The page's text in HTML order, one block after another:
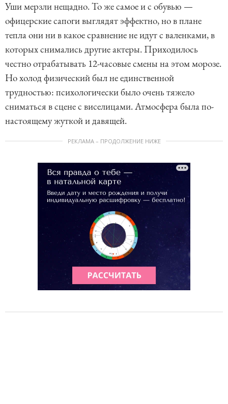
Уши мерзли нещадно. То же самое и с обувью —
офицерские сапоги выглядят эффектно, но в плане
тепла они ни в какое сравнение не идут с валенками, в
которых снимались другие актеры. Приходилось
честно отрабатывать 12-часовые смены на этом морозе.
Но холод физический был не единственной
трудностью: психологически было очень тяжело
сниматься в сцене с виселицами. Атмосфера была по-
настоящему жуткой и давящей.
РЕКЛАМА – ПРОДОЛЖЕНИЕ НИЖЕ